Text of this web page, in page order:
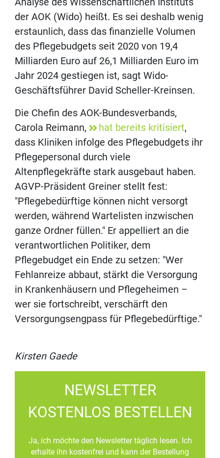
der AOK (Wido) heißt. Es sei deshalb wenig
erstaunlich, dass das finanzielle Volumen
des Pflegebudgets seit 2020 von 19,4
Milliarden Euro auf 26,1 Milliarden Euro im
Jahr 2024 gestiegen ist, sagt Wido-
Geschäftsführer David Scheller-Kreinsen.
Die Chefin des AOK-Bundesverbands,
Carola Reimann,
hat bereits kritisiert,
dass Kliniken infolge des Pflegebudgets ihr
Pflegepersonal durch viele
Altenpflegekräfte stark ausgebaut haben.
AGVP-Präsident Greiner stellt fest:
"Pflegebedürftige können nicht versorgt
werden, während Wartelisten inzwischen
ganze Ordner füllen." Er appelliert an die
verantwortlichen Politiker, dem
Pflegebudget ein Ende zu setzen: "Wer
Fehlanreize abbaut, stärkt die Versorgung
in Krankenhäusern und Pflegeheimen –
wer sie fortschreibt, verschärft den
Versorgungsengpass für Pflegebedürftige."
Kirsten Gaede
NEWSLETTER
KOSTENLOS BESTELLEN
Ja, ich möchte den Newsletter täglich lesen. Ich
erhalte ihn kostenfrei und kann der Bestellung